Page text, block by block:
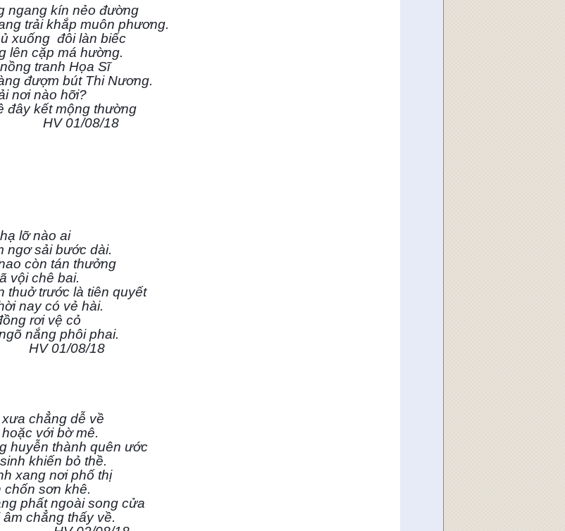
ngang kín nẻo đường
trải khắp muôn phương.
xuống đôi làn biếc
lên cặp má hường.
tranh Họa Sĩ
đượm bút Thi Nương.
nơi nào hỡi?
đây kết mộng thường
HV 01/08/18
lỡ nào ai
ngơ sải bước dài.
còn tán thưởng
vội chê bai.
thuở trước là tiên quyết
nay có vẻ hài.
rơi vệ cỏ
nắng phôi phai.
HV 01/08/18
chẳng dễ về
với bờ mê.
huyễn thành quên ước
khiến bỏ thề.
xang nơi phố thị
chốn sơn khê.
phất ngoài song cửa
chẳng thấy về.